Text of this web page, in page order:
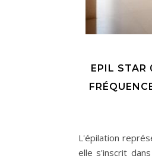
EPIL STAR
L'épilation
elle s'inscrit